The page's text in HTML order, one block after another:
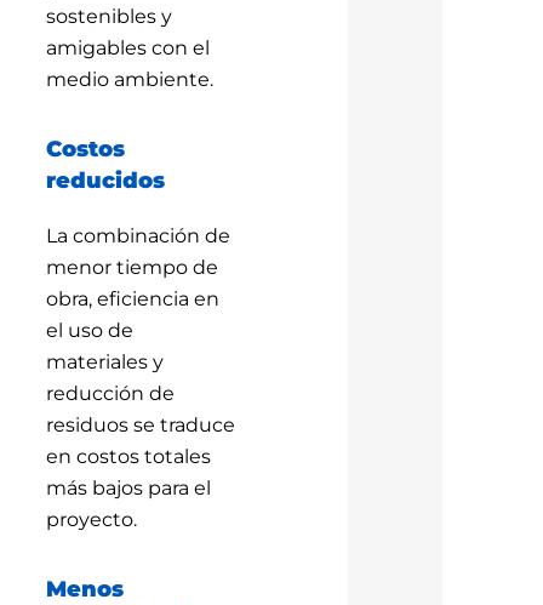
sostenibles y
amigables con el
medio ambiente.
Costos
reducidos
La combinación de
menor tiempo de
obra, eficiencia en
el uso de
materiales y
reducción de
residuos se traduce
en costos totales
más bajos para el
proyecto.
Menos